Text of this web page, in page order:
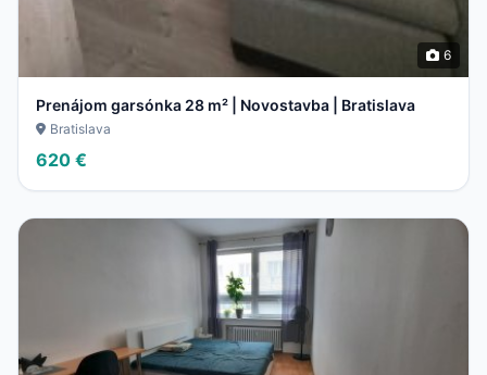
6
Prenájom garsónka 28 m² | Novostavba | Bratislava
Bratislava
620 €